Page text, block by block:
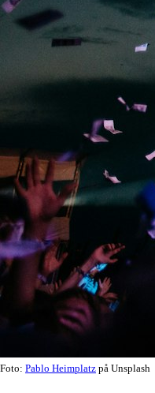
Foto: Pablo Heimplatz på Unsplash